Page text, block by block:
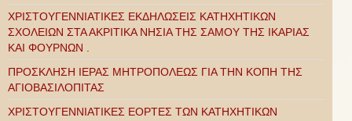
ΧΡΙΣΤΟΥΓΕΝΝΙΑΤΙΚΕΣ ΕΚΔΗΛΩΣΕΙΣ ΚΑΤΗΧΗΤΙΚΩΝ
ΣΧΟΛΕΙΩΝ ΣΤΑ ΑΚΡΙΤΙΚΑ ΝΗΣΙΑ ΤΗΣ ΣΑΜΟΥ ΤΗΣ ΙΚΑΡΙΑΣ
ΚΑΙ ΦΟΥΡΝΩΝ .
ΠΡΟΣΚΛΗΣΗ ΙΕΡΑΣ ΜΗΤΡΟΠΟΛΕΩΣ ΓΙΑ ΤΗΝ ΚΟΠΗ ΤΗΣ
ΑΓΙΟΒΑΣΙΛΟΠΙΤΑΣ
ΧΡΙΣΤΟΥΓΕΝΝΙΑΤΙΚΕΣ ΕΟΡΤΕΣ ΤΩΝ ΚΑΤΗΧΗΤΙΚΩΝ